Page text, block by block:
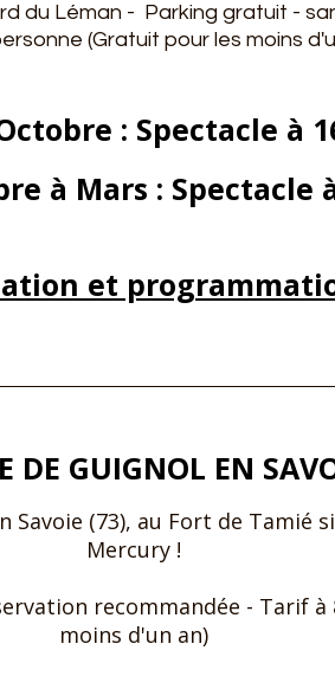
du Léman - Parking gratuit -
(Gratuit pour les moins
: Spectacle à
à Mars : Spectacle
et
DE GUIGNOL EN
(73), au Fort de Tamié
Mercury !
recommandée - Tarif
moins d'un an)